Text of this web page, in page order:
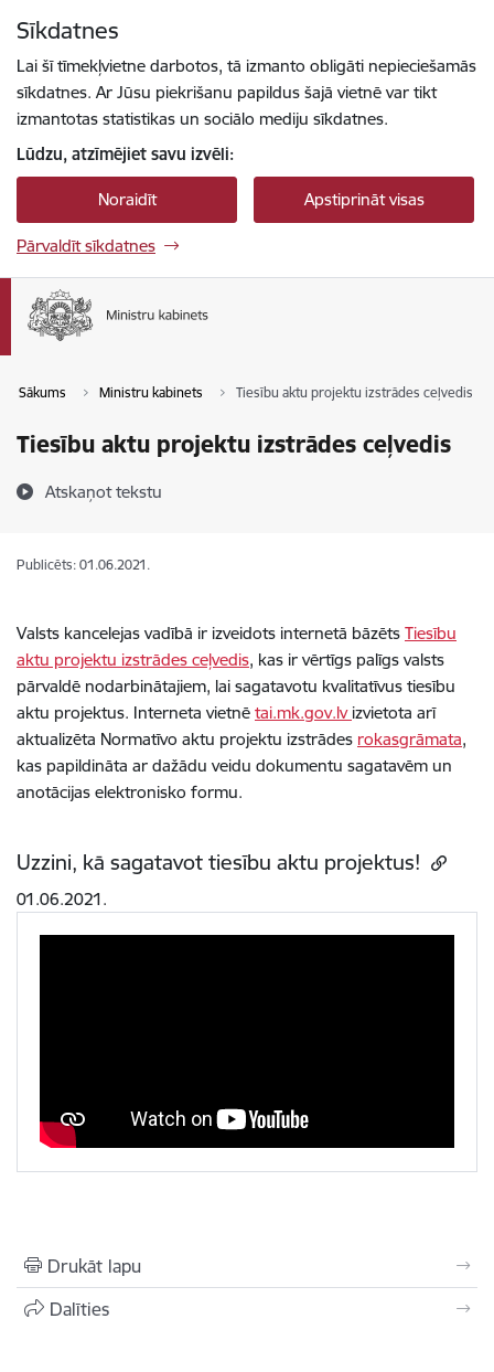
Sīkdatnes
Lai šī tīmekļvietne darbotos, tā izmanto obligāti nepieciešamās
sīkdatnes. Ar Jūsu piekrišanu papildus šajā vietnē var tikt
izmantotas statistikas un sociālo mediju sīkdatnes.
Lūdzu, atzīmējiet savu izvēli:
Noraidīt Apstiprināt visas
Pārvaldīt sīkdatnes
Sākums Ministru kabinets Tiesību aktu projektu izstrādes ceļvedis
Tiesību aktu projektu izstrādes ceļvedis
Atskaņot tekstu
Publicēts: 01.06.2021.
Valsts kancelejas vadībā ir izveidots internetā bāzēts Tiesību
aktu projektu izstrādes ceļvedis, kas ir vērtīgs palīgs valsts
pārvaldē nodarbinātajiem, lai sagatavotu kvalitatīvus tiesību
aktu projektus. Interneta vietnē tai.mk.gov.lv izvietota arī
aktualizēta Normatīvo aktu projektu izstrādes rokasgrāmata,
kas papildināta ar dažādu veidu dokumentu sagatavēm un
anotācijas elektronisko formu.
Uzzini, kā sagatavot tiesību aktu projektus!
01.06.2021.
Drukāt lapu
Dalīties